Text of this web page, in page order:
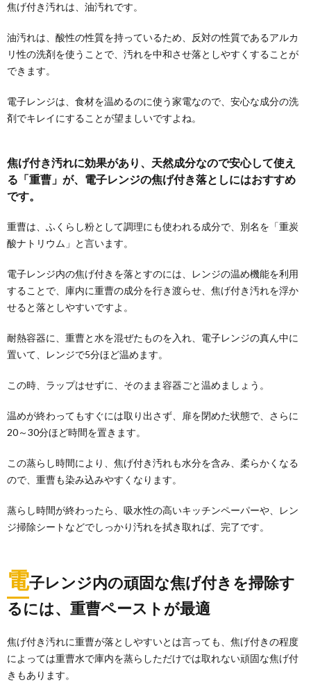
電子レンジの掃除に酢を使う場合の効果や
注意点を徹底解説
便器の黒ずみに効果のある洗剤とそれを使
掃除してもなかなか取れない便器の黒ずみ。どんな洗
剤を使えば黒ずみを落とすことができるのか悩んでし
まう...
換気システムについて
部屋の換気扇。 換気システムや換気口・排気口、意識
鏡掃除は洗剤選びが大切！お風呂の鏡を綺
お風呂掃除の中でも苦戦するのが鏡。家にある洗剤を
使ってもなかなか曇りが取れず、スッキリしない！と
いう...
焦げ付き汚れは、油汚れです。
油汚れは、酸性の性質を持っているため、反対の性質であるアルカ
リ性の洗剤を使うことで、汚れを中和させ落としやすくすることが
できます。
電子レンジは、食材を温めるのに使う家電なので、安心な成分の洗
剤でキレイにすることが望ましいですよね。
焦げ付き汚れに効果があり、天然成分なので安心して使え
る「重曹」が、電子レンジの焦げ付き落としにはおすすめ
です。
重曹は、ふくらし粉として調理にも使われる成分で、別名を「重炭
酸ナトリウム」と言います。
電子レンジ内の焦げ付きを落とすのには、レンジの温め機能を利用
することで、庫内に重曹の成分を行き渡らせ、焦げ付き汚れを浮か
せると落としやすいですよ。
耐熱容器に、重曹と水を混ぜたものを入れ、電子レンジの真ん中に
置いて、レンジで5分ほど温めます。
この時、ラップはせずに、そのまま容器ごと温めましょう。
温めが終わってもすぐには取り出さず、扉を閉めた状態で、さらに
20～30分ほど時間を置きます。
この蒸らし時間により、焦げ付き汚れも水分を含み、柔らかくなる
ので、重曹も染み込みやすくなります。
蒸らし時間が終わったら、吸水性の高いキッチンペーパーや、レン
ジ掃除シートなどでしっかり汚れを拭き取れば、完了です。
電子レンジ内の頑固な焦げ付きを掃除す
るには、重曹ペーストが最適
焦げ付き汚れに重曹が落としやすいとは言っても、焦げ付きの程度
によっては重曹水で庫内を蒸らしただけでは取れない頑固な焦げ付
きもあります。